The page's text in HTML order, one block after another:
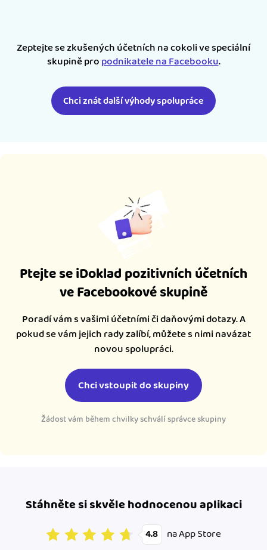
Zeptejte se zkušených účetních na cokoli ve speciální
skupině propodnikatele na Facebooku.
Chci znát další výhody spolupráce
Ptejte se iDoklad pozitivních účetních
ve Facebookové skupině
Poradí vám s vašimi účetními či daňovými dotazy. A
pokud se vám jejich rady zalíbí, můžete s nimi navázat
novou spolupráci.
Chci vstoupit do skupiny
Žádost vám během chvilky schválí správce skupiny
Stáhněte si skvěle hodnocenou aplikaci
4.8 na App Store